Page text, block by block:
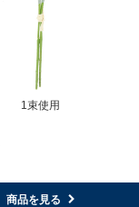
1束使用
商品を見る